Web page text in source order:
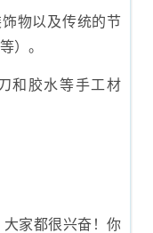
物以及传统的节
）。
和胶水等手工材
大家都很兴奋！你